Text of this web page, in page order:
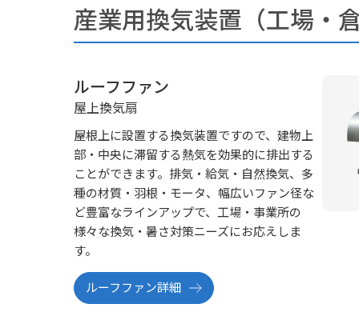
産業用換気装置（⼯場
ルーフファン
屋上換気扇
屋根上に設置する換気装置ですので、建物上
部・中央に滞留する熱気を効果的に排出する
ことができます。排気・給気・自然換気、多
種の材質・羽根・モータ、幅広いファン径な
ど豊富なラインアップで、工場・事業所の
様々な換気・暑さ対策ニーズにお応えしま
す。
ルーフファン詳細